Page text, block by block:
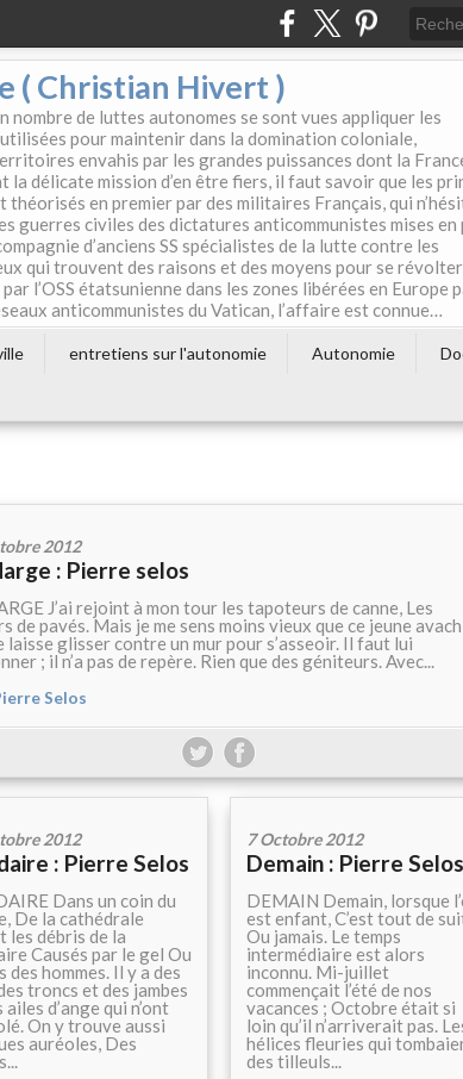
( Christian Hivert )
nombre de luttes autonomes se sont vues appliquer les
pour maintenir dans la domination coloniale,
envahis par les grandes puissances dont la
la délicate mission d’en être fiers, il faut savoir que les
en premier par des militaires Français, qui
guerres civiles des dictatures anticommunistes mises en
d’anciens SS spécialistes de la lutte contre les
qui trouvent des raisons et des moyens pour se révolter
l’OSS étatsunienne dans les zones libérées en Europe
anticommunistes du Vatican, l’affaire est connue…
entretiens sur l'autonomie Autonomie
2012
: Pierre selos
J’ai rejoint à mon tour les tapoteurs de canne, Les
de pavés. Mais je me sens moins vieux que ce jeune
laisse glisser contre un mur pour s’asseoir. Il faut lui
; il n’a pas de repère. Rien que des géniteurs. Avec...
Selos
2012
: Pierre Selos
Dans un coin du
De la cathédrale
les débris de la
Causés par le gel Ou
des hommes. Il y a des
troncs et des jambes
ailes d’ange qui n’ont
On y trouve aussi
auréoles, Des
7 Octobre 2012
Demain : Pierre Selos
DEMAIN Demain, lorsque
est enfant, C’est tout de
Ou jamais. Le temps
intermédiaire est alors
inconnu. Mi-juillet
commençait l’été de nos
vacances ; Octobre était si
loin qu’il n’arriverait pas.
hélices fleuries qui
des tilleuls...